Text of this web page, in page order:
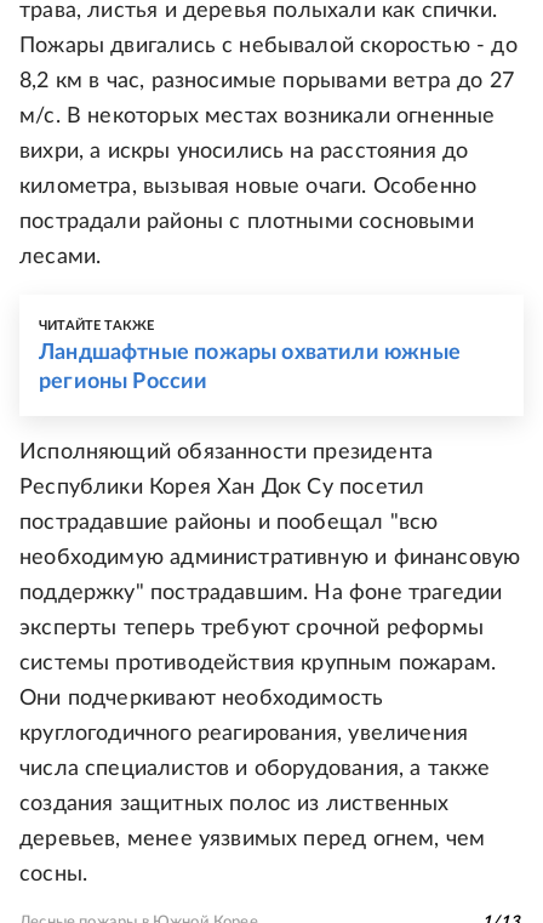
трава, листья и деревья полыхали как спички.
Пожары двигались с небывалой скоростью - до
8,2 км в час, разносимые порывами ветра до 27
м/с. В некоторых местах возникали огненные
вихри, а искры уносились на расстояния до
километра, вызывая новые очаги. Особенно
пострадали районы с плотными сосновыми
лесами.
ЧИТАЙТЕ ТАКЖЕ
Ландшафтные пожары охватили южные
регионы России
Исполняющий обязанности президента
Республики Корея Хан Док Су посетил
пострадавшие районы и пообещал "всю
необходимую административную и финансовую
поддержку" пострадавшим. На фоне трагедии
эксперты теперь требуют срочной реформы
системы противодействия крупным пожарам.
Они подчеркивают необходимость
круглогодичного реагирования, увеличения
числа специалистов и оборудования, а также
создания защитных полос из лиственных
деревьев, менее уязвимых перед огнем, чем
сосны.